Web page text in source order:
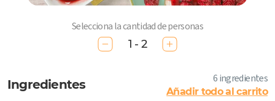
Selecciona la cantidad de personas
1 - 2
Ingredientes 6 ingredientes
Añadir todo al carrito